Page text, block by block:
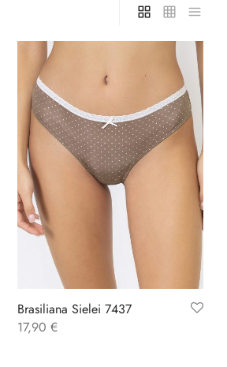
Brasiliana Sielei 7437
17,90 €